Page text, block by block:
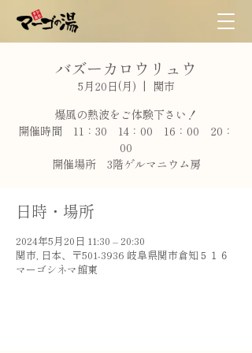
バズーカロウリュウ
5月20日(月)
  |
関市
爆風の熱波をご体験下さい！
開催時間 11：30 14：00 16：00 20：
00
開催場所 3階ゲルマニウム房
日時・場所
2024年5月20日 11:30 – 20:30
関市, 日本、〒501-3936 岐阜県関市倉知５１６
マーゴシネマ館東